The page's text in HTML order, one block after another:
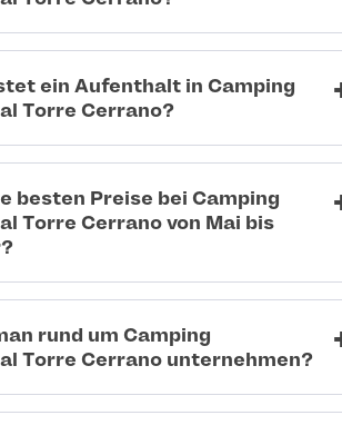
ein Aufenthalt in Camping
Torre Cerrano?
besten Preise bei Camping
Torre Cerrano von Mai bis
rund um Camping
Torre Cerrano unternehmen?